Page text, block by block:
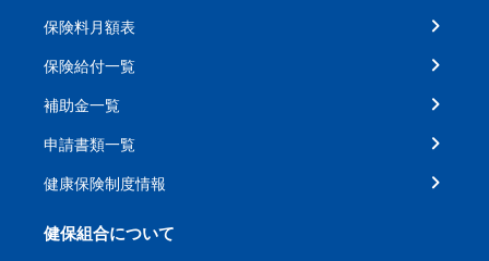
保険料月額表
保険給付一覧
補助金一覧
申請書類一覧
健康保険制度情報
健保組合について